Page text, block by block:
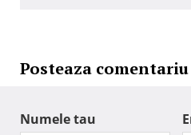
Posteaza comentariu
Numele tau